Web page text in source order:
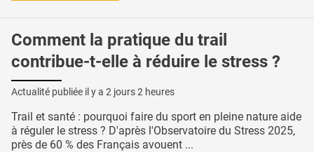
Comment la pratique du trail
contribue-t-elle à réduire le stress ?
Actualité publiée il y a 2 jours 2 heures
Trail et santé : pourquoi faire du sport en pleine nature aide
à réguler le stress ? D'après l'Observatoire du Stress 2025,
près de 60 % des Français avouent ...